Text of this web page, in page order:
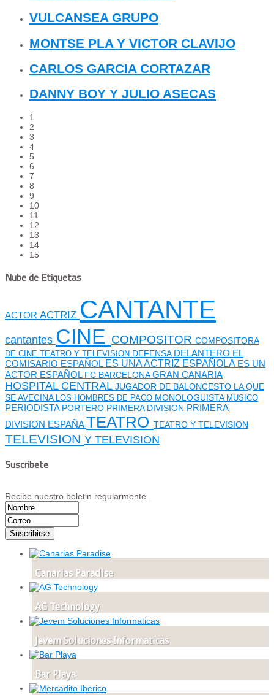
VULCANSEA GRUPO
MONTSE PLA Y VICTOR CLAVIJO
CARLOS GARCIA CORTAZAR
DANNY BOY Y JULIO ASECAS
1
2
3
4
5
6
7
8
9
10
11
12
13
14
15
Nube de Etiquetas
ACTOR ACTRIZ CANTANTE
cantantes CINE COMPOSITOR COMPOSITORA
DE CINE TEATRO Y TELEVISION DEFENSA DELANTERO EL
COMISARIO ESPAÑOL ES UNA ACTRIZ ESPAÑOLA ES UN
ACTOR ESPAÑOL FC BARCELONAGRAN CANARIA
HOSPITAL CENTRAL JUGADOR DE BALONCESTO LA QUE
SE AVECINA LOS HOMBRES DE PACO MONOLOGUISTA MUSICO
PERIODISTA PORTERO PRIMERA DIVISION PRIMERA
DIVISION ESPAÑATEATRO TEATRO Y TELEVISION
TELEVISION Y TELEVISION
Suscribete
Recibe nuestro boletin regularmente.
Canarias Paradise
AG Technology
Jevem Soluciones Informaticas
Bar Playa